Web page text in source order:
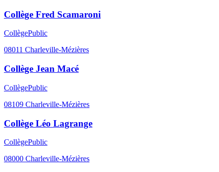
Collège Fred Scamaroni
CollègePublic
08011 Charleville-Mézières
Collège Jean Macé
CollègePublic
08109 Charleville-Mézières
Collège Léo Lagrange
CollègePublic
08000 Charleville-Mézières